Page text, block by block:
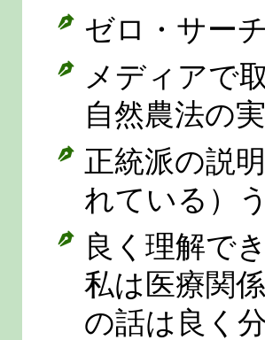
ゼロ・サー
メディアで
自然農法の
正統派の説
れている）
良く理解で
私は医療関
の話は良く